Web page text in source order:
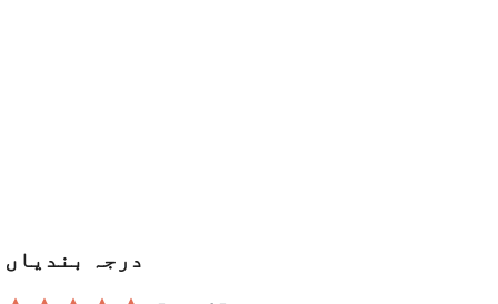
درجہ بندیاں